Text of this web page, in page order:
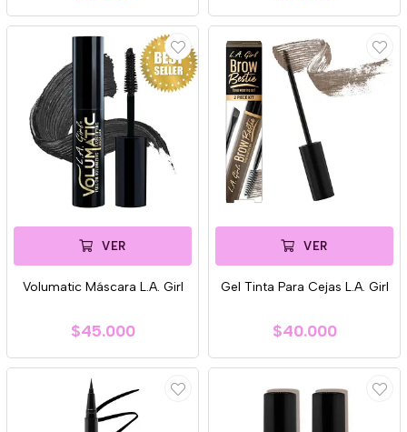
VER
Volumatic Máscara L.A. Girl
$45.000
VER
Gel Tinta Para Cejas L.A. Girl
$40.000